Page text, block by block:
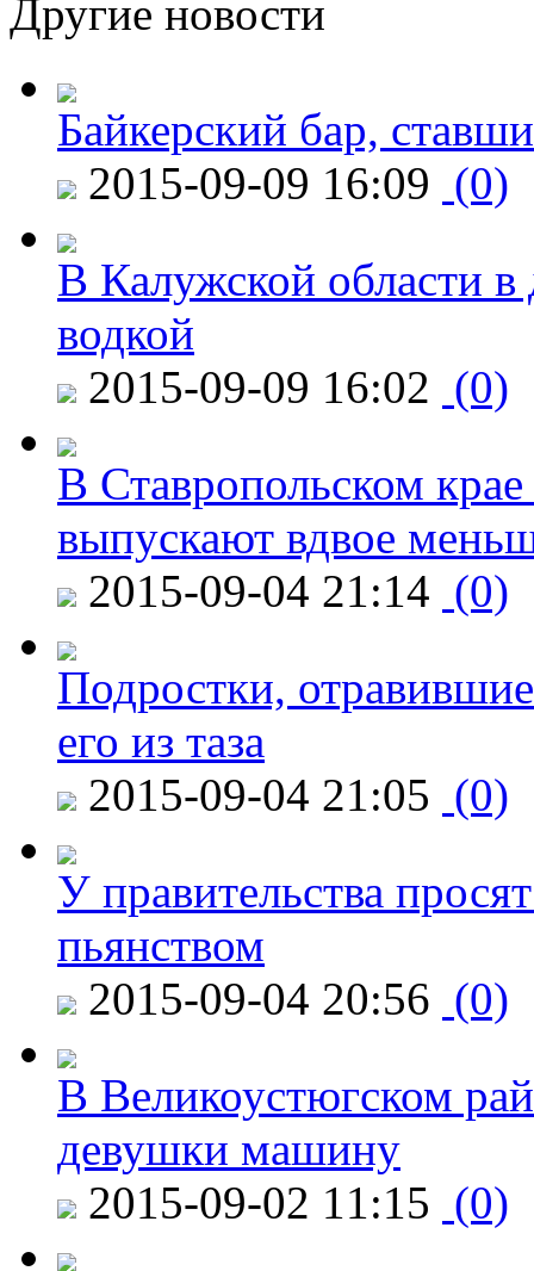
Другие новости
Байкерский бар,
2015-09-09 16:09 (0)
В Калужской области в
водкой
2015-09-09 16:02 (0)
В Ставропольском
выпускают вдвое
2015-09-04 21:14 (0)
Подростки,
его из таза
2015-09-04 21:05 (0)
У правительства
пьянством
2015-09-04 20:56 (0)
В Великоустюгском
девушки машину
2015-09-02 11:15 (0)